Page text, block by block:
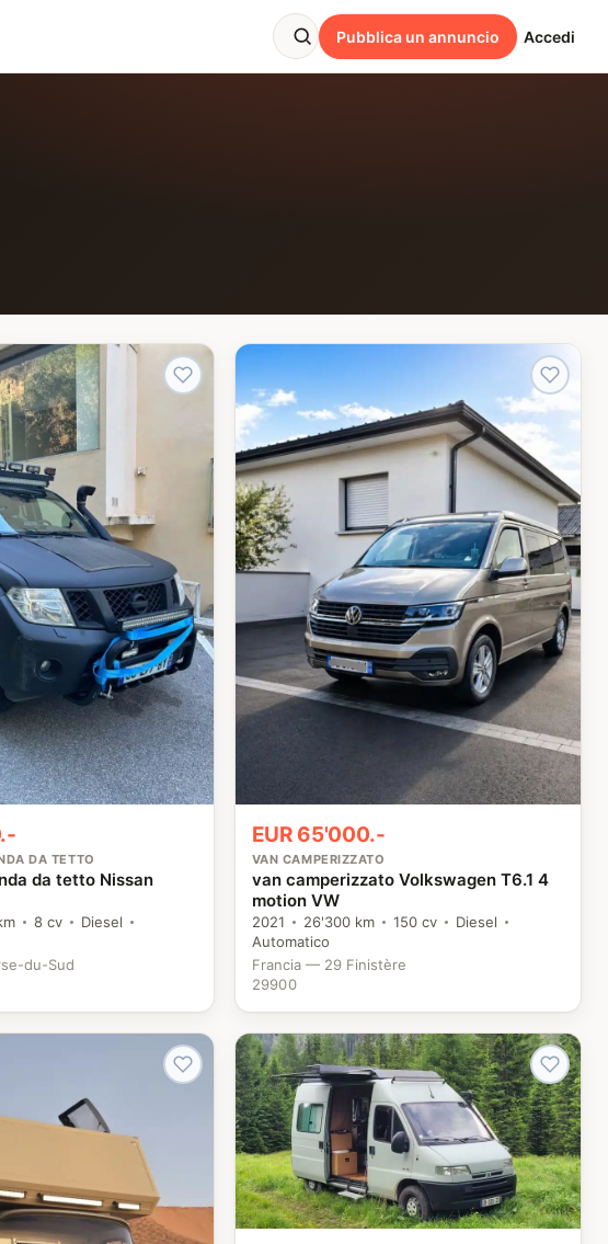
Pubblica un annuncio Accedi
DA TETTO
da tetto Nissan
8 cv
Diesel
du-Sud
EUR 65'000.-
VAN CAMPERIZZATO
van camperizzato Volkswagen T6.1 4
motion VW
2021 26'300 km 150 cv
Diesel
Automatico
Francia — 29 Finistère
29900